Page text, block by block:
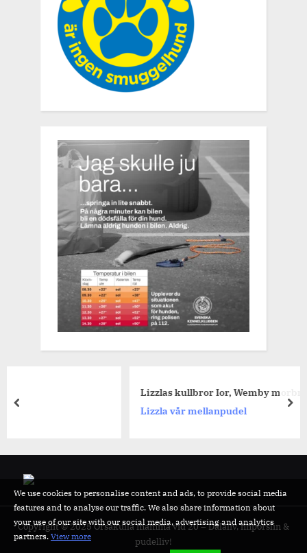
Lizzlas kullbror Ior, Wemby morbror.
Lizzla vår mellanpudel
prev
Copyright © 2025 Orsakulla mamma vid 20 – Dalaliv, finporslin &
pudelliv!
We use cookies to personalise content and ads, to provide social media
features and to analyse our traffic. We also share information about
your use of our site with our social media, advertising and analytics
partners. View more